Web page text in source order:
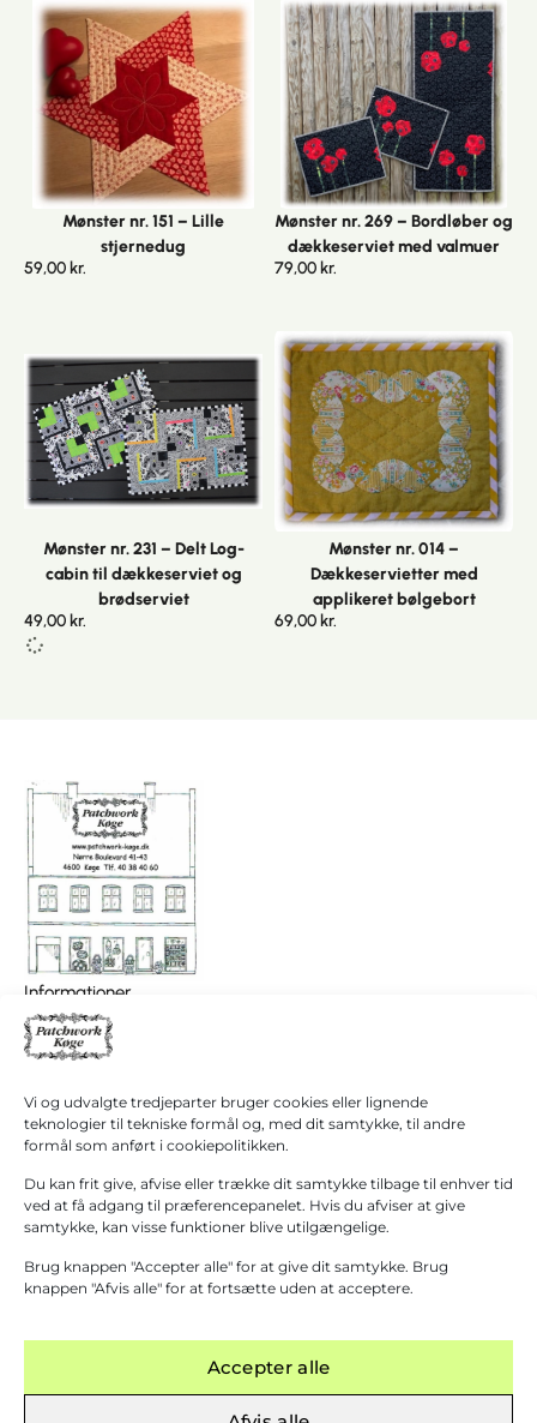
Vi og udvalgte tredjeparter bruger cookies eller lignende
teknologier til tekniske formål og, med dit samtykke, til andre
formål som anført i cookiepolitikken.
Du kan frit give, afvise eller trække dit samtykke tilbage til enhver tid
ved at få adgang til præferencepanelet. Hvis du afviser at give
samtykke, kan visse funktioner blive utilgængelige.
Brug knappen "Accepter alle" for at give dit samtykke. Brug
knappen "Afvis alle" for at fortsætte uden at acceptere.
Accepter alle
I
alt
0,00kr.
Køb for
1.000,00kr.
fragt!
Gå til
Mønster nr. 151 – Lille
stjernedug
59,00 kr.
Mønster nr. 269 – Bordløber og
dækkeserviet med valmuer
79,00 kr.
Mønster nr. 231 – Delt Log-
cabin til dækkeserviet og
brødserviet
49,00 kr.
Mønster nr. 014 –
Dækkeservietter med
applikeret bølgebort
69,00 kr.
Informationer
Patchwork Køge/ Patchwork Butikken
+45 40 38 40 60
Kontakt os
Butikken
Mandag - tirsdag: 10:00 - 16.30
Torsdag - fredag: 10:00 - 16.30
Lørdag: 10:00 - 13:00 Første lørdag i måneden
(1. September – 31. Marts)
Grupper modtages gerne efter aftale.